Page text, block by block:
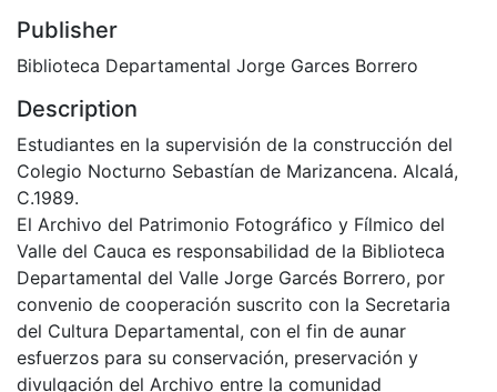
Publisher
Biblioteca Departamental Jorge Garces Borrero
Description
Estudiantes en la supervisión de la construcción del
Colegio Nocturno Sebastían de Marizancena. Alcalá,
C.1989.
El Archivo del Patrimonio Fotográfico y Fílmico del
Valle del Cauca es responsabilidad de la Biblioteca
Departamental del Valle Jorge Garcés Borrero, por
convenio de cooperación suscrito con la Secretaria
del Cultura Departamental, con el fin de aunar
esfuerzos para su conservación, preservación y
divulgación del Archivo entre la comunidad